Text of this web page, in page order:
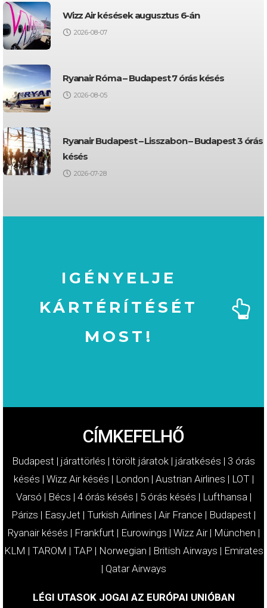
Wizz Air késések augusztus 6-án
2026-08-07
Ryanair Róma – Budapest 7 órás késés
2026-08-05
Ryanair Budapest – Lisszabon – Budapest 3 órás
késés
2026-07-28
IGÉNYELJE
KÁRTÉRÍTÉSÉT
MOST!
CÍMKEFELHŐ
Budapest | járattörlés | törölt járatok | járatkésés | 3 órás
késés | Wizz Air késés | London | Austrian Airlines | LOT|
Varsó | Bécs | 4 órás késés | 5 órás késés | Lufthansa |
Párizs | EasyJet | Turkish Airlines | Air France | Budapest |
Ryanair késés | Frankfurt | Eurowings | Wizz Air| München |
KLM | TAROM | TAP | Norwegian | British Airways | Emirates
| Qatar Airways
LÉGI UTASOK JOGAI AZ EURÓPAI UNIÓBAN